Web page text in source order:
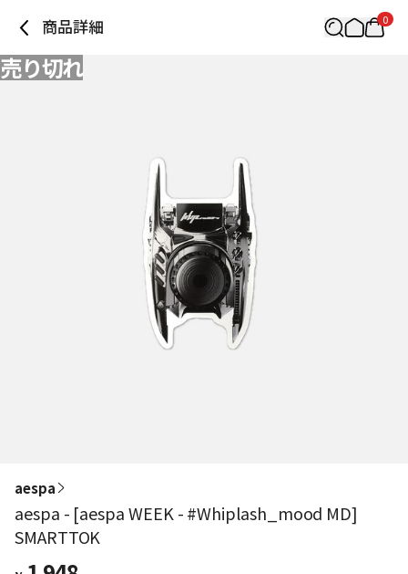
商品詳細 0
売り切れ
aespa
aespa - [aespa WEEK - #Whiplash_mood MD]
SMARTTOK